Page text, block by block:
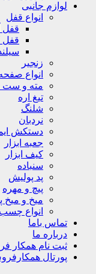
لوازم جانبی
انواع قفل
قفل
قفل
زنجیر
انواع
مته و ست
تیغ اره
شلنگ
نردبان
دستکش
جعبه ابزار
کیف ابزار
سنباده
پد پولیش
پیچ و مهره
میخ و میخ
انواع چسب
تماس باما
درباره ما
ثبت نام همکار
پورتال